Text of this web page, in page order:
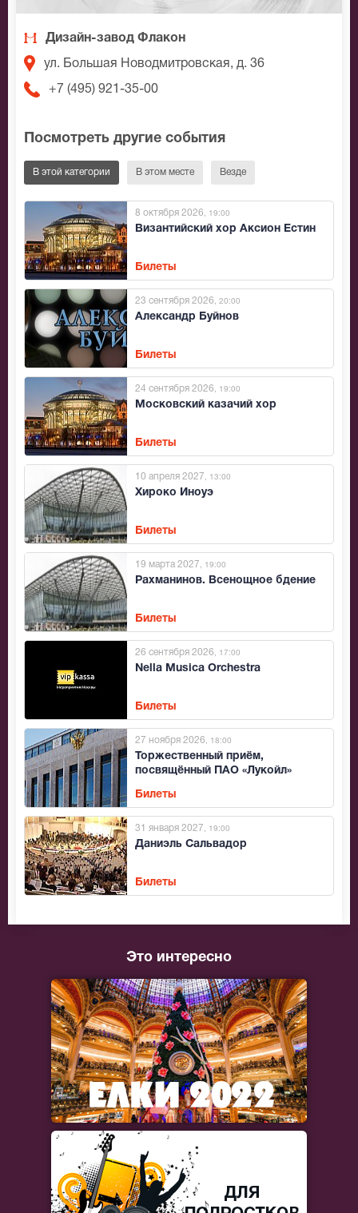
Дизайн-завод Флакон
ул. Большая Новодмитровская, д. 36
+7 (495) 921-35-00
Посмотреть другие события
В этой категории В этом месте Везде
Византийский хор Аксион Естин
8 октября 2026 , 19:00
Билеты
Александр Буйнов
23 сентября 2026 , 20:00
Билеты
Московский казачий хор
24 сентября 2026 , 19:00
Билеты
Хироко Иноуэ
10 апреля 2027 , 13:00
Билеты
Рахманинов. Всенощное бдение
19 марта 2027 , 19:00
Билеты
Nella Musica Orchestra
26 сентября 2026 , 17:00
Билеты
Торжественный приём,
посвящённый ПАО «Лукойл»
27 ноября 2026 , 18:00
Билеты
Даниэль Сальвадор
31 января 2027 , 19:00
Билеты
Это интересно